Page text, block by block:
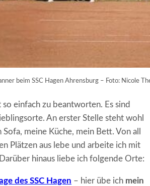
beim SSC Hagen Ahrensburg – Foto: Nicole
einfach zu beantworten. Es sind
An erster Stelle steht wohl
Sofa, meine Küche, mein Bett. Von all
Plätzen aus lebe und arbeite ich mit
hinaus liebe ich folgende Orte:
des SSC Hagen – hier übe ich mein